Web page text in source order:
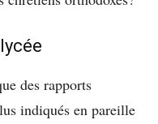
des rapports
indiqués en pareille